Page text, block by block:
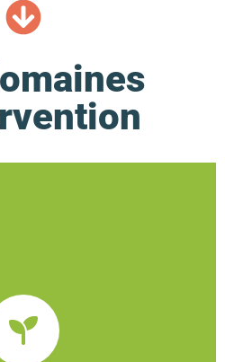
BASE propose et réalise
des entreprises et
locales.